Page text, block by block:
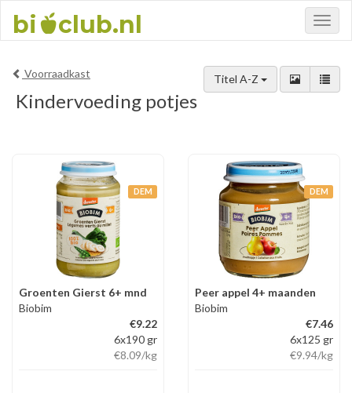
bi club.nl
Voorraadkast
Kindervoeding potjes
Titel A-Z
DEM
Groenten Gierst 6+ mnd
Biobim
€9.22
6x190 gr
€8.09/kg
DEM
Peer appel 4+ maanden
Biobim
€7.46
6x125 gr
€9.94/kg